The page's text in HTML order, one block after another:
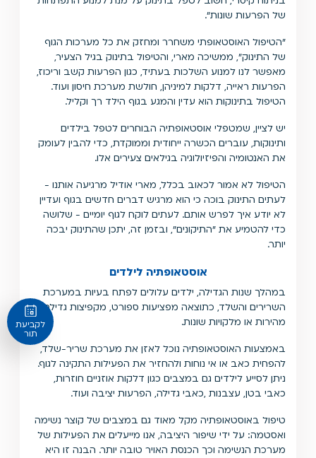
לקביעת
תור
של הפרעות שונות״.
״הטיפול האוסטאופתי משחרר ומחזק את כל מערכות הגוף
של התינוק״, ממשיכה מארי, והטיפול בתינוק בגיל הצעיר,
מאפשר לנו למנוע השלכות בעתיד, כגון הפרעות קשב וריכוז,
הפרעות ראייה, דלקות למיניהן, חולשת מערכת חיסון ועוד.
הטיפול בתינוקות הוא עדין והמגע בגוף הילד רך וקליל.
יש לציין, שמטפלי אוסטאופתיה הבוחרים לטפל בילדים
ותינוקות, עוברים הכשרה ייחודית וממוקדת, כדי להבין לעומק
את האנטומיה והפיזיולוגיה בגילאים צעירים אלו.
הטיפול לא אמור לכאוב בכלל, מארי אודיל מרגיעה אותנו -
לעתים התינוק בוכה כי הוא מרגיש דברים חדשים בגוף ועדיין
לא יודע איך לפרש אותם. לעתים לוקח לגוף יומיים - שלושה
כדי להטמיע את ״התיקונים״, ובזמן זה, יתכן שהתינוק יבכה
יותר.
אוסטאופתיה לילדים
במהלך שנות הגדילה, ילדים עלולים לפתח בעיות במערכת
השרירים והשלד, כתוצאה מפציעות ספורט, מקפיצות גדילה
מהירות או מלקויות שונות.
באמצעות האוסטאופתיה נוכל לאזן את מערכת שריר-שלד,
להפחית כאב או אי נוחות ולהחזיר את הפעילות התקינה לגוף.
ניתן לסייע לילדים גם במצבים כגון דלקות אוזניים חוזרות,
כאבי בטן, עצבנות ,כאבי גדילה, הפרעות יציבה ועוד.
טיפול באוסטאופתיה מקל מאוד גם במצבים של קוצר נשימה
ואסטמה: על ידי שיפור היציבה, אנו מייעלים את הפעילות של
מערכת הנשימה וכך הכנסת האויר טובה יותר. הבנה זו היא